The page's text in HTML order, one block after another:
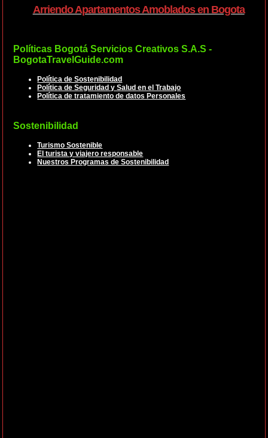
Arriendo Apartamentos Amoblados en Bogota
Políticas Bogotá Servicios Creativos S.A.S -
BogotaTravelGuide.com
Política de Sostenibilidad
Política de Seguridad y Salud en el Trabajo
Política de tratamiento de datos Personales
Sostenibilidad
Turismo Sostenible
El turista y viajero responsable
Nuestros Programas de Sostenibilidad